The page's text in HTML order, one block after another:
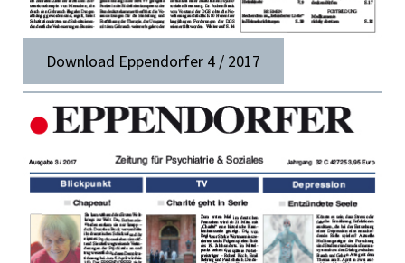
Download Eppendorfer 4 / 2017